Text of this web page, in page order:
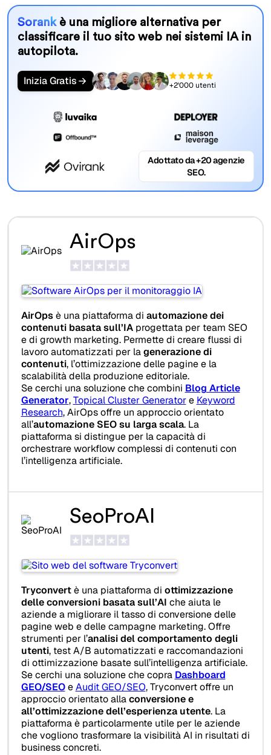
Sorank è una migliore alternativa per
classificare il tuo sito web nei sistemi IA in
autopilota.
Inizia Gratis +2'000 utenti
Adottato da +20 agenzie
SEO.
AirOps
AirOpsè una piattaforma di automazione dei
contenuti basata sull’IAprogettata per team SEO
e di growth marketing. Permette di creare flussi di
lavoro automatizzati per lagenerazione di
contenuti, l’ottimizzazione delle pagine e la
scalabilità della produzione editoriale.
Se cerchi una soluzione che combini Blog Article
Generator,Topical Cluster Generatore Keyword
Research, AirOps offre un approccio orientato
all’automazione SEO su larga scala. La
piattaforma si distingue per la capacità di
orchestrare workflow complessi di contenuti con
l’intelligenza artificiale.
SeoProAI
Tryconvertè una piattaforma di ottimizzazione
delle conversioni basata sull’AI che aiuta le
aziende a migliorare il tasso di conversione delle
pagine web e delle campagne marketing. Offre
strumenti per l’analisi del comportamento degli
utenti, test A/B automatizzati e raccomandazioni
di ottimizzazione basate sull’intelligenza artificiale.
Se cerchi una soluzione che copra Dashboard
GEO/SEOeAudit GEO/SEO, Tryconvert offre un
approccio orientato allaconversione e
all’ottimizzazione dell’esperienza utente. La
piattaforma è particolarmente utile per le aziende
che vogliono trasformare la visibilità AI in risultati di
business concreti.